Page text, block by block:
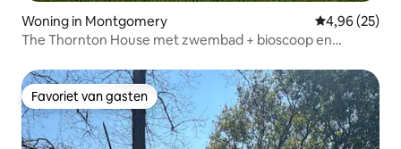
Woning in Montgomery Gemiddelde
4,96 (25)
The Thornton House met zwembad + bioscoop en
Favoriet van gasten
Favoriet van gasten